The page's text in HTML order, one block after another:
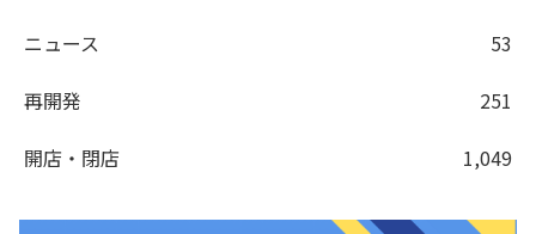
ニュース
53
再開発
251
開店・閉店
1,049